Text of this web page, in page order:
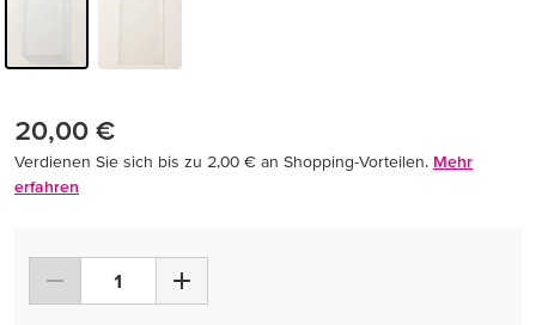
20,00 €
Verdienen Sie sich bis zu 2,00 € an Shopping-Vorteilen. Mehr
erfahren